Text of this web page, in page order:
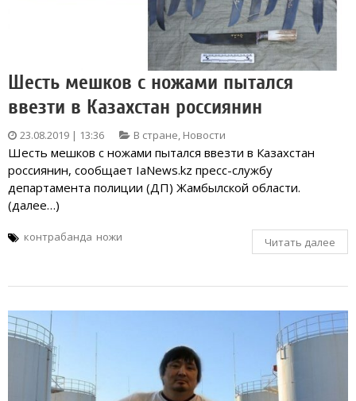
Шесть мешков с ножами пытался
ввезти в Казахстан россиянин
23.08.2019 | 13:36 В стране, Новости
Шесть мешков с ножами пытался ввезти в Казахстан
россиянин, сообщает IaNews.kz пресс-службу
департамента полиции (ДП) Жамбылской области.
(далее…)
контрабанда ножи Читать далее